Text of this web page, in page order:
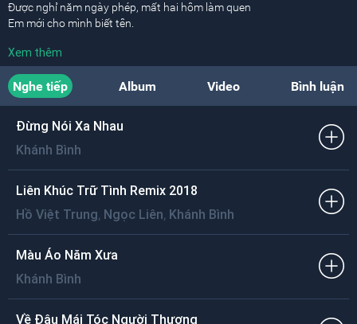
Được nghỉ năm ngày phép, mất hai hôm làm quen
Em mới cho mình biết tên.
Cuộc đời chinh chiến quanh năm với bưng biền
Em chỉ e ngại gió lay nụ tầm xuân vừa hé.
Chiều nào khi về đến ngang căn nhà màu tím
Biết anh đang trộm nhìn
Vào mộng chưa tỏ lối bến mơ đang chờ nơi
Đời người con gái mưa sa giữa lưng trời
Hạt xuống giếng ngậm ngùi, hạt rơi luống hoa cười
[ĐK:]
Đời anh đây đó mười phương
Xem thêm
Nghe tiếp Album Video Bình luận
Đừng Nói Xa Nhau
Khánh Bình
Liên Khúc Trữ Tình Remix 2018
Hồ Việt Trung, Ngọc Liên, Khánh Bình
Màu Áo Năm Xưa
Khánh Bình
Về Đâu Mái Tóc Người Thương